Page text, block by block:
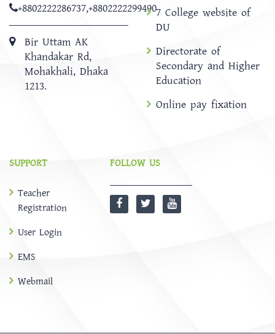
+8802222286737,+8802222299490
Bir Uttam AK
Khandakar Rd,
Mohakhali, Dhaka
1213.
7 College website of
DU
Directorate of
Secondary and Higher
Education
Online pay fixation
SUPPORT
Teacher
Registration
User Login
EMS
Webmail
FOLLOW US